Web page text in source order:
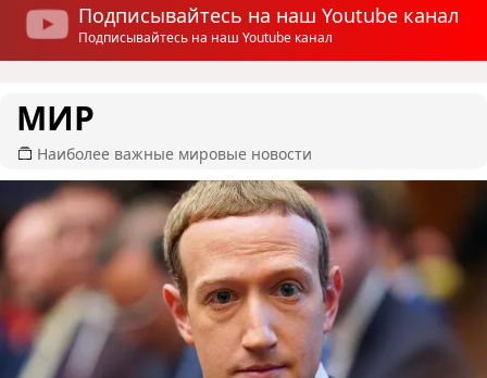
Подписывайтесь на наш Youtube канал
Подписывайтесь на наш Youtube канал
МИР
Наиболее важные мировые новости